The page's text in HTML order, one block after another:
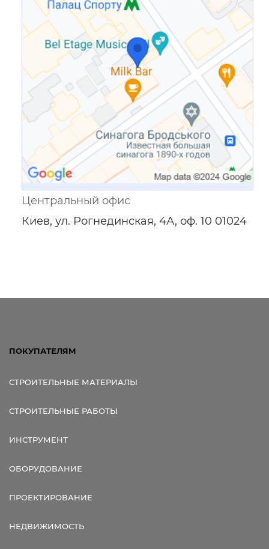
Ссылка для мобильных устройств
Центральный офис
Киев, ул. Рогнединская, 4А, оф. 10 01024
ПОКУПАТЕЛЯМ
СТРОИТЕЛЬНЫЕ МАТЕРИАЛЫ
СТРОИТЕЛЬНЫЕ РАБОТЫ
ИНСТРУМЕНТ
ОБОРУДОВАНИЕ
ПРОЕКТИРОВАНИЕ
НЕДВИЖИМОСТЬ